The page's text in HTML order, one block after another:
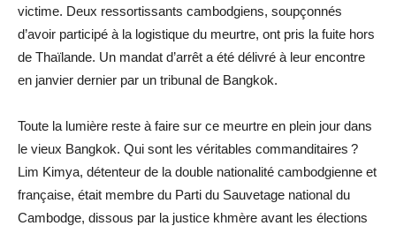
victime. Deux ressortissants cambodgiens, soupçonnés
d’avoir participé à la logistique du meurtre, ont pris la fuite hors
de Thaïlande. Un mandat d’arrêt a été délivré à leur encontre
en janvier dernier par un tribunal de Bangkok.
Toute la lumière reste à faire sur ce meurtre en plein jour dans
le vieux Bangkok. Qui sont les véritables commanditaires ?
Lim Kimya, détenteur de la double nationalité cambodgienne et
française, était membre du Parti du Sauvetage national du
Cambodge, dissous par la justice khmère avant les élections